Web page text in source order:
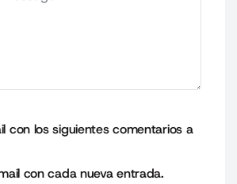
con los siguientes comentarios a
con cada nueva entrada.